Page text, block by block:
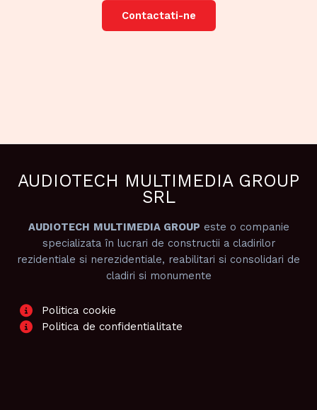
Contactati-ne
AUDIOTECH MULTIMEDIA GROUP
SRL
AUDIOTECH MULTIMEDIA GROUP este o companie
specializata în lucrari de constructii a cladirilor
rezidentiale si nerezidentiale, reabilitari si consolidari de
cladiri si monumente
Politica cookie
Politica de confidentialitate